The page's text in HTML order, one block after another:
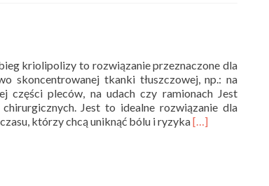
kriolipolizy to rozwiązanie przeznaczone dla
skoncentrowanej tkanki tłuszczowej, np.: na
części pleców, na udach czy ramionach Jest
Jest to idealne rozwiązanie dla
którzy chcą uniknąć bólu i ryzykaRead
[…]